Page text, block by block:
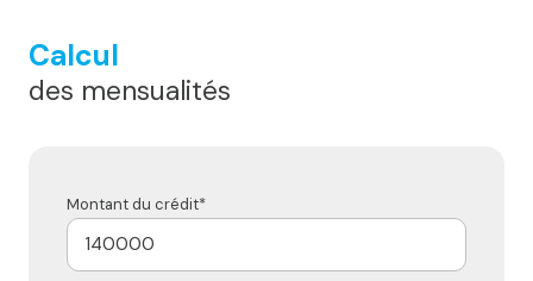
Calcul
des mensualités
Montant du crédit*